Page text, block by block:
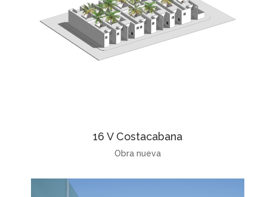
16 V Costacabana
Obra nueva